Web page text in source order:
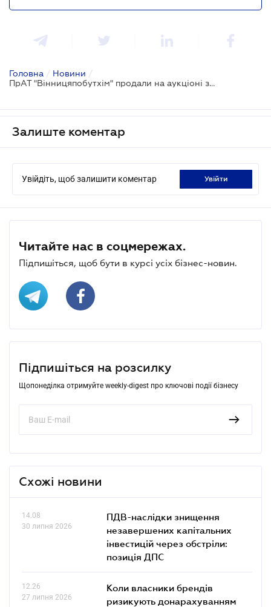
Головна / Новини /
ПрАТ "Вінницяпобутхім" продали на аукціоні за 608 млн грн
Залиште коментар
Увійдіть, щоб залишити коментар увійти
Читайте нас в соцмережах.
Підпишіться, щоб бути в курсі усіх бізнес-новин.
Підпишіться на розсилку
Щопонеділка отримуйте weekly-digest про ключові події бізнесу
Схожі новини
14.08
30 липня 2026
ПДВ-наслідки знищення
незавершених капітальних
інвестицій через обстріли:
позиція ДПС
12.26
27 липня 2026
Коли власники брендів
ризикують донарахуванням